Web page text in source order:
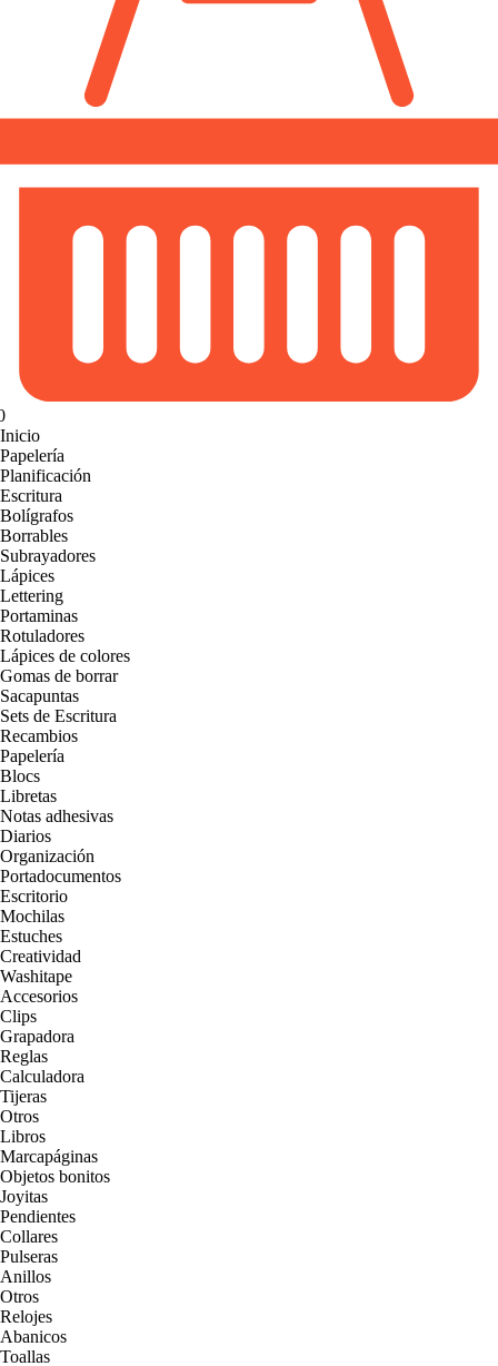
Inicio
Papelería
Planificación
Escritura
Bolígrafos
Borrables
Subrayadores
Lápices
Lettering
Portaminas
Rotuladores
Lápices de colores
Gomas de borrar
Sacapuntas
Sets de Escritura
Recambios
Papelería
Blocs
Libretas
Notas adhesivas
Diarios
Organización
Portadocumentos
Escritorio
Mochilas
Estuches
Creatividad
Washitape
Accesorios
Clips
Grapadora
Reglas
Calculadora
Tijeras
Otros
Libros
Marcapáginas
Objetos bonitos
Joyitas
Pendientes
Collares
Pulseras
Anillos
Otros
Relojes
Abanicos
Toallas